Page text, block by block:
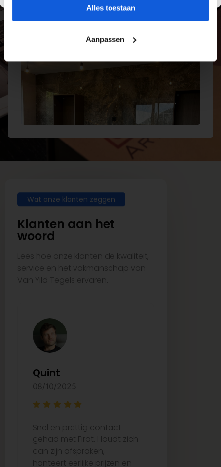
Alles toestaan
Aanpassen
Wat onze klanten zeggen
Klanten aan het
woord
Lees hoe onze klanten de kwaliteit,
service en het vakmanschap van
Van Yild Tegels ervaren.
Quint
08/10/2025
Snel en prettig contact
gehad met Firat. Houdt zich
aan zijn afspraken,
hanteert eerlijke prijzen en